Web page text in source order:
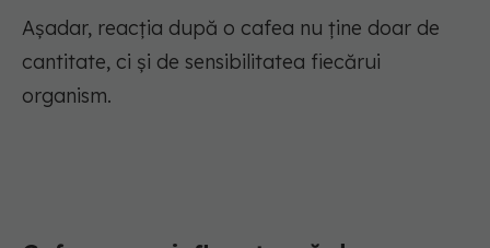
Așadar, reacția după o cafea nu ține doar de
cantitate, ci și de sensibilitatea fiecărui
organism.